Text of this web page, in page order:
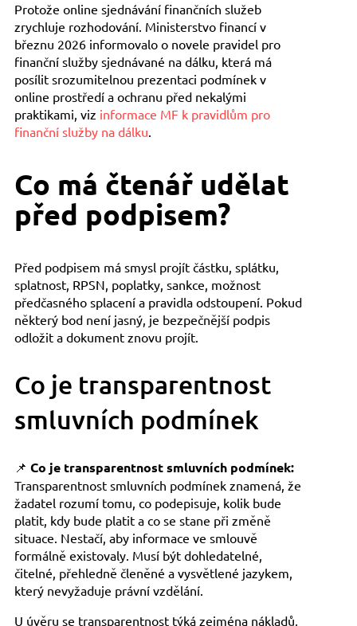
Protože online sjednávání finančních služeb
zrychluje rozhodování. Ministerstvo financí v
březnu 2026 informovalo o novele pravidel pro
finanční služby sjednávané na dálku, která má
posílit srozumitelnou prezentaci podmínek v
online prostředí a ochranu před nekalými
praktikami, viz informace MF k pravidlům pro
finanční služby na dálku.
Co má čtenář udělat
před podpisem?
Před podpisem má smysl projít částku, splátku,
splatnost, RPSN, poplatky, sankce, možnost
předčasného splacení a pravidla odstoupení. Pokud
některý bod není jasný, je bezpečnější podpis
odložit a dokument znovu projít.
Co je transparentnost
smluvních podmínek
📌 Co je transparentnost smluvních podmínek:
Transparentnost smluvních podmínek znamená, že
žadatel rozumí tomu, co podepisuje, kolik bude
platit, kdy bude platit a co se stane při změně
situace. Nestačí, aby informace ve smlouvě
formálně existovaly. Musí být dohledatelné,
čitelné, přehledně členěné a vysvětlené jazykem,
který nevyžaduje právní vzdělání.
U úvěru se transparentnost týká zejména nákladů,